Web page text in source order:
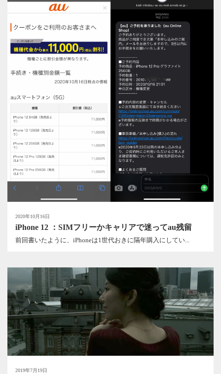
2020年10月16日
iPhone 12 ：SIMフリーかキャリアで迷ってau残留
前回書いたように、iPhoneは1世代おきに隔年購入にしてい...
2019年7月19日